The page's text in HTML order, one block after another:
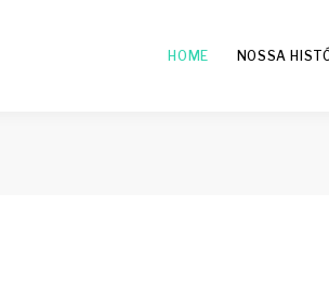
HOME NOSSA